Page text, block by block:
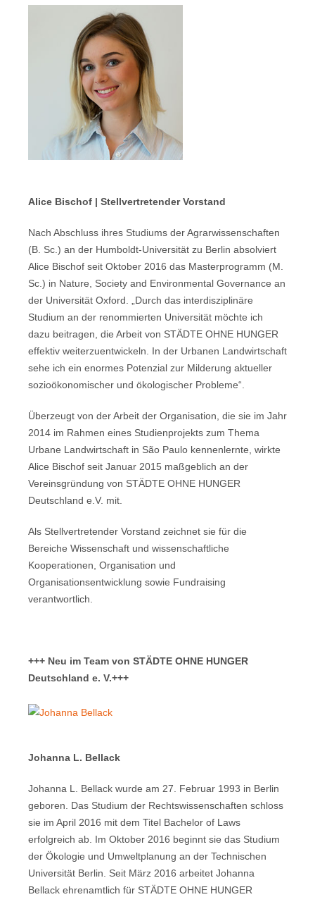
Alice Bischof | Stellvertretender Vorstand
Nach Abschluss ihres Studiums der Agrarwissenschaften
(B. Sc.) an der Humboldt-Universität zu Berlin absolviert
Alice Bischof seit Oktober 2016 das Masterprogramm (M.
Sc.) in Nature, Society and Environmental Governance an
der Universität Oxford. „Durch das interdisziplinäre
Studium an der renommierten Universität möchte ich
dazu beitragen, die Arbeit von STÄDTE OHNE HUNGER
effektiv weiterzuentwickeln. In der Urbanen Landwirtschaft
sehe ich ein enormes Potenzial zur Milderung aktueller
sozioökonomischer und ökologischer Probleme“.
Überzeugt von der Arbeit der Organisation, die sie im Jahr
2014 im Rahmen eines Studienprojekts zum Thema
Urbane Landwirtschaft in São Paulo kennenlernte, wirkte
Alice Bischof seit Januar 2015 maßgeblich an der
Vereinsgründung von STÄDTE OHNE HUNGER
Deutschland e.V. mit.
Als Stellvertretender Vorstand zeichnet sie für die
Bereiche Wissenschaft und wissenschaftliche
Kooperationen, Organisation und
Organisationsentwicklung sowie Fundraising
verantwortlich.
+++ Neu im Team von STÄDTE OHNE HUNGER
Deutschland e. V.+++
Johanna L. Bellack
Johanna L. Bellack wurde am 27. Februar 1993 in Berlin
geboren. Das Studium der Rechtswissenschaften schloss
sie im April 2016 mit dem Titel Bachelor of Laws
erfolgreich ab. Im Oktober 2016 beginnt sie das Studium
der Ökologie und Umweltplanung an der Technischen
Universität Berlin. Seit März 2016 arbeitet Johanna
Bellack ehrenamtlich für STÄDTE OHNE HUNGER